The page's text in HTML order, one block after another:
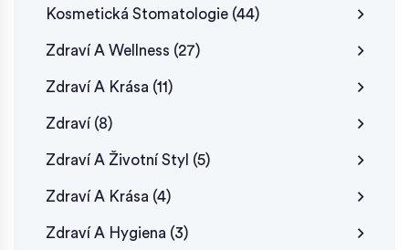
Kosmetická Stomatologie (44)
Zdraví A Wellness (27)
Zdraví A Krása (11)
Zdraví (8)
Zdraví A Životní Styl (5)
Zdraví A Krása (4)
Zdraví A Hygiena (3)